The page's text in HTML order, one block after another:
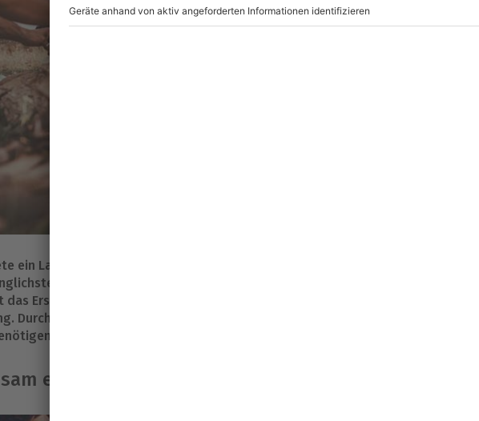
ein Lagerfeuer und teilte sich den Büffel und die Beeren. Sie haben uns bereits
soziale Situation des Menschen ist. Und diese leben wir auch heute noch
Erste, worüber wir Sozialität erleben. Jedes Baby gebraucht anfangs
Durch das Geben von Nahrung lernen wir Zuwendung kennen, die wir auch
und zu schätzen wissen.
essen verbindet